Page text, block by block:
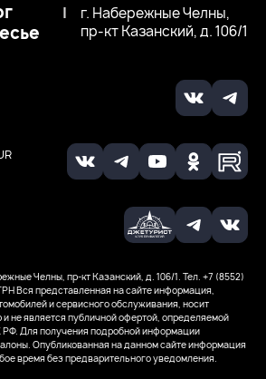
|
г. Набережные Челны,
пр-кт Казанский, д. 106/1
Челны, пр-кт Казанский, д. 106/1. Тел. +7 (8552)
Вся представленная на сайте информация,
и сервисного обслуживания, носит
не является публичной офертой, определяемой
РФ. Для получения подробной информации
Опубликованная на данном сайте информация
время без предварительного уведомления.